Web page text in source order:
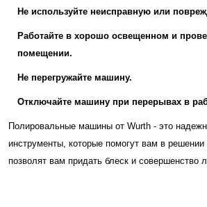
Не используйте неисправную или
Работайте в хорошо освещенном и
помещении.
Не перегружайте машину.
Отключайте машину при перерывах в
Полировальные машины от Wurth - это
инструменты, которые помогут вам в
позволят вам придать блеск и совершенство